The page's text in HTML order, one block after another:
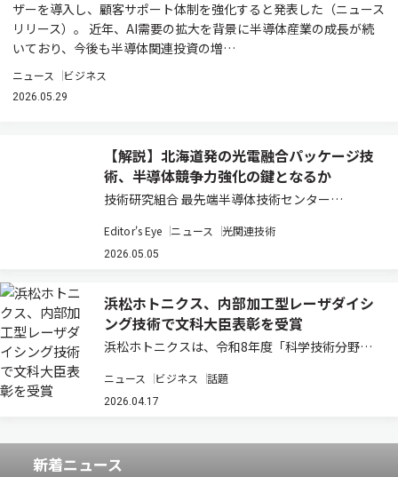
ザーを導入し、顧客サポート体制を強化すると発表した（ニュース
リリース）。 近年、AI需要の拡大を背景に半導体産業の成長が続
いており、今後も半導体関連投資の増…
ニュース ビジネス
2026.05.29
【解説】北海道発の光電融合パッケージ技
術、半導体競争力強化の鍵となるか
技術研究組合 最先端半導体技術センター
研究開発は、日本の半導体戦略において重要な転
換点を示している。ポスト5G時代におけるデー
電気…
Editor's Eye ニュース 光関連技術
2026.05.05
浜松ホトニクス、内部加工型レーザダイシ
ング技術で文科大臣表彰を受賞
浜松ホトニクスは、令和8年度「科学技術分野の
おいて、「内部加工型レーザダイシング技術の開
発」で受賞したと発表した（ニュースリリー
与…
ニュース ビジネス 話題
2026.04.17
新着ニュース